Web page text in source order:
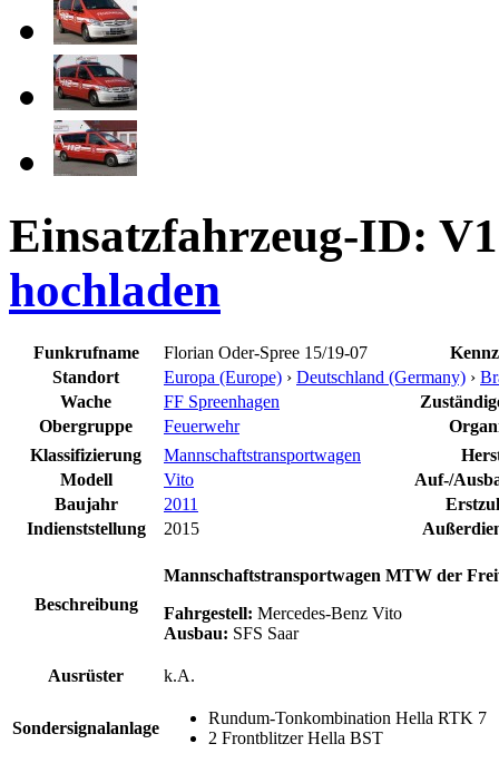
Einsatzfahrzeug-ID:
hochladen
Funkrufname Florian Oder-Spree 15/19-07
Standort
Europa (Europe) › Deutschland (Germany) ›
Wache
FF Spreenhagen
Obergruppe
Feuerwehr
Klassifizierung
Mannschaftstransportwagen
Modell
Vito
Auf-/
Baujahr
2011
Indienststellung
2015
Beschreibung
Mannschaftstransportwagen MTW der
Fahrgestell: Mercedes-Benz Vito
Ausbau: SFS Saar
Ausrüster k.A.
Sondersignalanlage
Rundum-Tonkombination Hella RTK 7
2 Frontblitzer Hella BST